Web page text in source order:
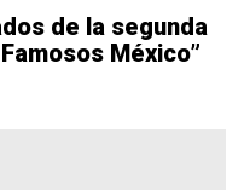
de la segunda
México”